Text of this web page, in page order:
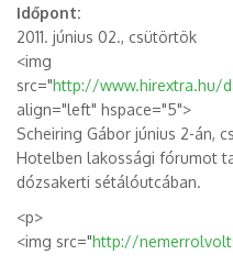
Időpont:
2011. június 02., csütörtök
<img
src="http://www.hirextra.hu/
align="left" hspace="5">
Scheiring Gábor június 2-án,
Hotelben lakossági fórumot
dózsakerti sétálóutcában.
<p>
<img src="http://